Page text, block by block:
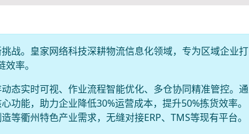
战。皇家网络科技深耕物流信息化领域，专为区域企业打
率。
态实时可视、作业流程智能优化、多仓协同精准管控。通
功能，助力企业降低30%运营成本，提升50%拣货效率。
衢州特色产业需求，无缝对接ERP、TMS等现有平台。